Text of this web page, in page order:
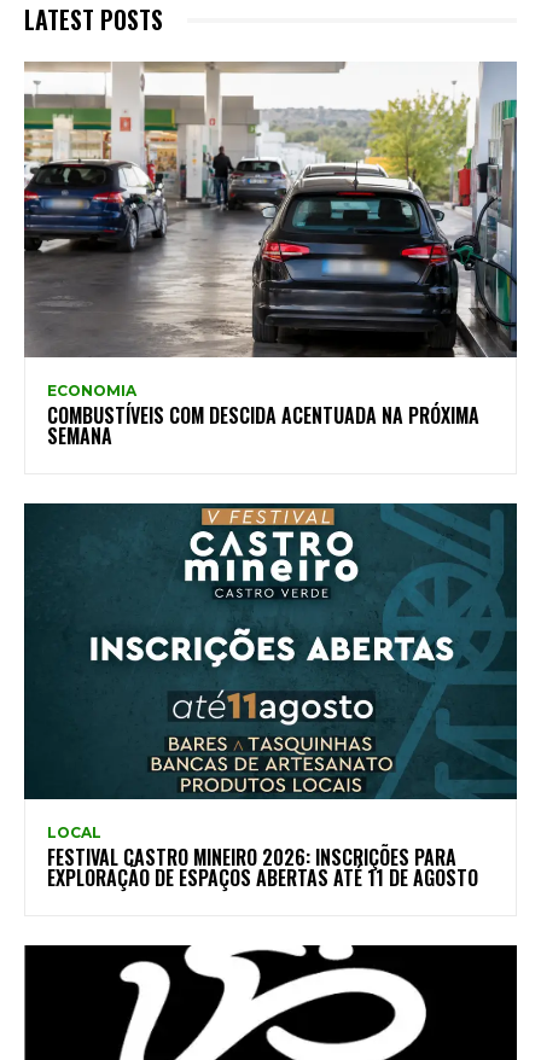
LATEST POSTS
ECONOMIA
COMBUSTÍVEIS COM DESCIDA ACENTUADA NA PRÓXIMA
SEMANA
LOCAL
FESTIVAL CASTRO MINEIRO 2026: INSCRIÇÕES PARA
EXPLORAÇÃO DE ESPAÇOS ABERTAS ATÉ 11 DE AGOSTO